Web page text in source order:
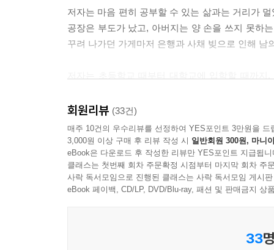
그러나 1등의 기쁨도 잠시. 집안 사정은 더욱 나
학생의 뒷바라지를 감당하실 수 없으셨던 것 같
셨을 것이다.
전화기에서 들리는 외할머니의 말, ‘니는 공부만
애써 태연한 척 알겠다고 짧게 대답하고 전화를
처음으로 1등을 했을 때도 이렇게 행복하지는 않
못할 것 같았다.
--- ‘공부만 할 수 있다면’ 중에서
수학책 위로 그의 말을 받아 적을 수첩까지 꺼내 놓
저자는 마음 편히 공부할 수 있는 삶과는 거리가
공장은 부도가 났고, 아버지는 양 손을 쓰지 못하
꾸려 나가던 가게마저 은행과 사채 빚으로 인해
대신, 그 좌절감의 깊이만큼 공부에 열정을 쏟아 부
저자는 어렸을 때부터 공부를 잘하던 소위 ‘우
사회에서 무시당하고, 끝없이 추락하고 있는 자
시작하였다. 그리고 공부에 대한 집념과 자신
가능성을 발견하게 되었다. 하지만 1등의 기쁨
회원리뷰 (33건)
매주 10건의 우수리뷰를 선정하여 YES포인트 3만원을 드
3,000원 이상 구매 후 리뷰 작성 시 일반회원 300원, 마니
eBook은 다운로드 후 작성한 리뷰만 YES포인트 지급됩니
클래스는 첫번째 회차 주문확정 시점부터 마지막 회차 주
사락 독서모임으로 진행된 클래스는 사락 독서모임 게시
eBook 페이백, CD/LP, DVD/Blu-ray, 패션 및 판매금지 상
33